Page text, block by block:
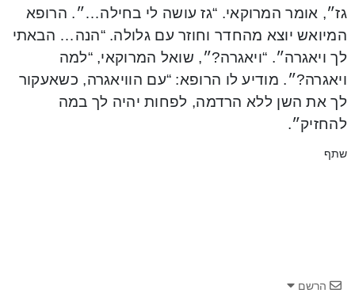
גז״, אומר המרוקאי. “גז עושה לי בחילה…״. הרופא
המיואש יוצא מהחדר וחוזר עם גלולה. “הנה… הבאתי
לך ויאגרה״. “ויאגרה?״, שואל המרוקאי, “למה
ויאגרה?״. מודיע לו הרופא: “עם הוויאגרה, כשאעקור
לך את השן ללא הרדמה, לפחות יהיה לך במה
להחזיק״.
שתף
הרשם